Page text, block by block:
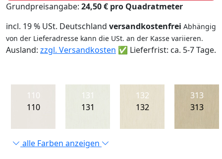
Grundpreisangabe: 24,50 € pro Quadratmeter
incl. 19 % USt. Deutschland versandkostenfrei Abhängig
von der Lieferadresse kann die USt. an der Kasse variieren.
Ausland: zzgl. Versandkosten ✅ Lieferfrist: ca. 5-7 Tage.
110
110
131
131
132
132
313
313
alle Farben anzeigen